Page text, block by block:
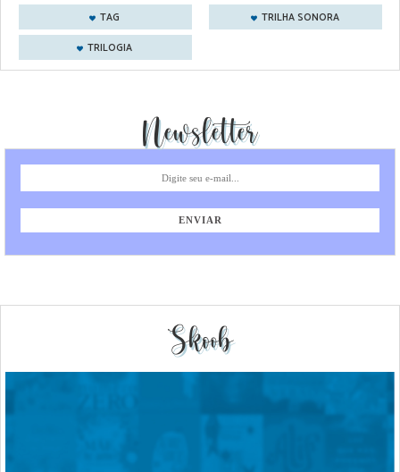
TAG
TRILHA SONORA
TRILOGIA
Newsletter
Skoob